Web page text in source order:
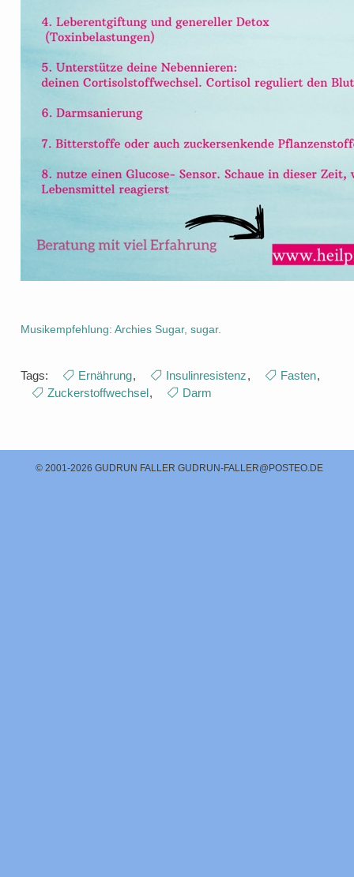
Musikempfehlung: Archies Sugar, sugar.
Tags: Ernährung, Insulinresistenz, Fasten,
Zuckerstoffwechsel, Darm
© 2001-2026 GUDRUN FALLER GUDRUN-FALLER@POSTEO.DE